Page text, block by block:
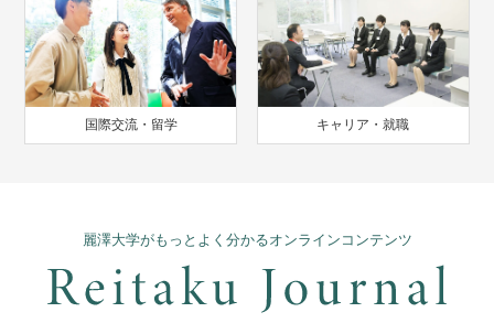
国際交流・留学 キャリア・就職
麗澤大学がもっとよく分かるオンラインコンテンツ